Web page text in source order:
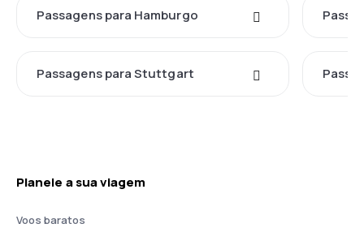
Passagens para Hamburgo
Passagens para Stuttgart
Planeie a sua viagem
Voos baratos